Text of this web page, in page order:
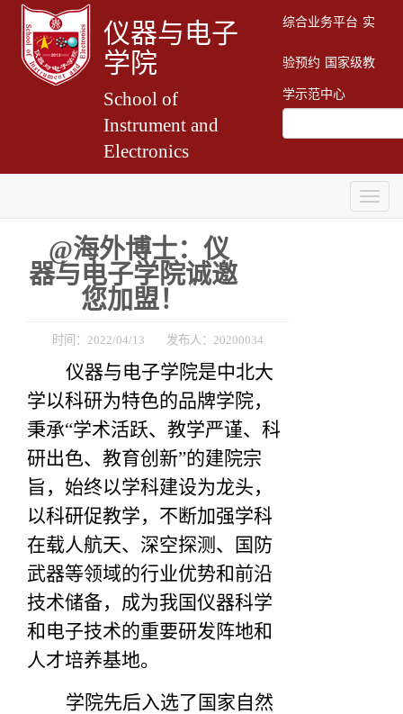
仪器与电子
学院
School of
Instrument and
Electronics
综合业务平台 实
验预约 国家级教
学示范中心
@海外博士：仪
器与电子学院诚邀
您加盟！
时间：2022/04/13 发布人：20200034
仪器与电子学院是中北大
学以科研为特色的品牌学院，
秉承“学术活跃、教学严谨、科
研出色、教育创新”的建院宗
旨，始终以学科建设为龙头，
以科研促教学，不断加强学科
在载人航天、深空探测、国防
武器等领域的行业优势和前沿
技术储备，成为我国仪器科学
和电子技术的重要研发阵地和
人才培养基地。
学院先后入选了国家自然